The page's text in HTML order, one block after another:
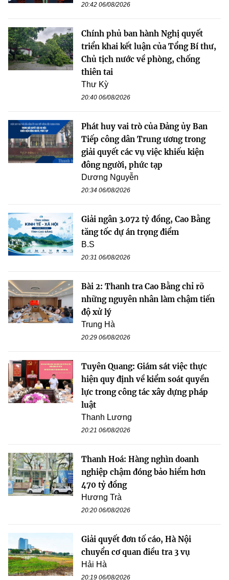
20:42 06/08/2026
Chính phủ ban hành Nghị quyết
triển khai kết luận của Tổng Bí thư,
Chủ tịch nước về phòng, chống
thiên tai
Thư Kỳ
20:40 06/08/2026
Phát huy vai trò của Đảng ủy Ban
Tiếp công dân Trung ương trong
giải quyết các vụ việc khiếu kiện
đông người, phức tạp
Dương Nguyễn
20:34 06/08/2026
Giải ngân 3.072 tỷ đồng, Cao Bằng
tăng tốc dự án trọng điểm
B.S
20:31 06/08/2026
Bài 2: Thanh tra Cao Bằng chỉ rõ
những nguyên nhân làm chậm tiến
độ xử lý
Trung Hà
20:29 06/08/2026
Tuyên Quang: Giám sát việc thực
hiện quy định về kiểm soát quyền
lực trong công tác xây dựng pháp
luật
Thanh Lương
20:21 06/08/2026
Thanh Hoá: Hàng nghìn doanh
nghiệp chậm đóng bảo hiểm hơn
470 tỷ đồng
Hương Trà
20:20 06/08/2026
Giải quyết đơn tố cáo, Hà Nội
chuyển cơ quan điều tra 3 vụ
Hải Hà
20:19 06/08/2026